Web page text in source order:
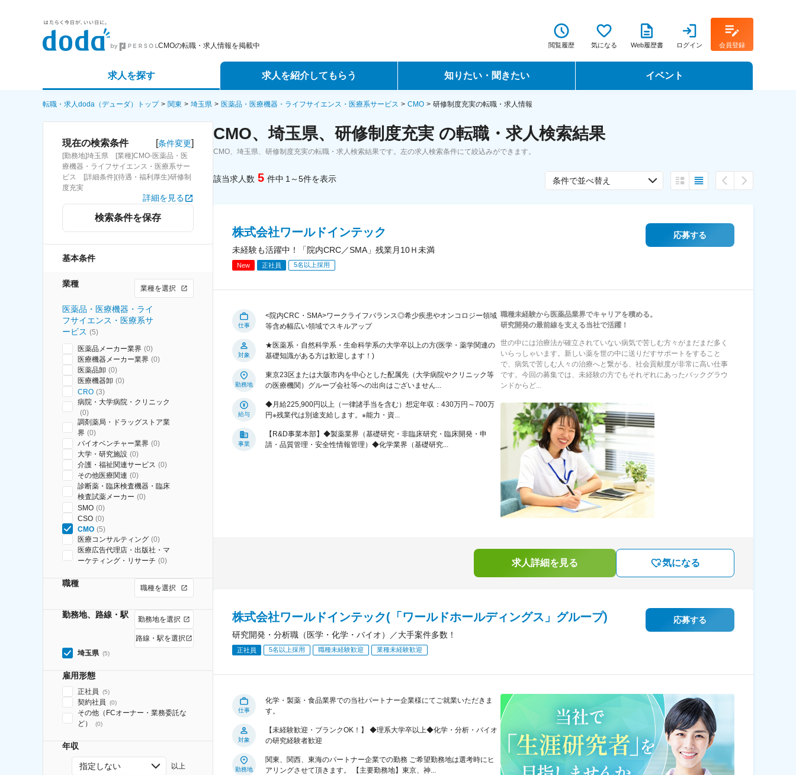
CMOの転職・求人情報を掲載中 閲覧履歴 気になる Web履歴書 ログイン 会員登録
求人を探す
詳細条件から探す
求人特集から探す
求人を紹介してもらう
エージェントサービス
スカウトサービス
知りたい・聞きたい
転職ノウハウ
データで見る転職
イベント
転職フェア
転職・求人doda（デューダ）トップ 関東 埼玉県 医薬品・医療機器・ライフサイエンス・医療系サービス CMO 研修制度充実の転職・求人情報
現在の検索条件 [条件変更]
[勤務地]埼玉県 [業種]CMO-医薬品・医
療機器・ライフサイエンス・医療系サー
ビス [詳細条件](待遇・福利厚生)研修制
度充実
詳細を見る
検索条件を保存
基本条件
業種 業種を選択
医薬品・医療機器・ライ
フサイエンス・医療系サ
ービス (5)
医薬品メーカー業界 (0)
医療機器メーカー業界 (0)
医薬品卸 (0)
医療機器卸 (0)
CRO (3)
病院・大学病院・クリニック
(0)
調剤薬局・ドラッグストア業
界 (0)
バイオベンチャー業界 (0)
大学・研究施設 (0)
介護・福祉関連サービス (0)
その他医療関連 (0)
診断薬・臨床検査機器・臨床
検査試薬メーカー (0)
SMO (0)
CSO (0)
CMO (5)
医療コンサルティング (0)
医療広告代理店・出版社・マ
ーケティング・リサーチ (0)
職種 職種を選択
勤務地、路線・駅 勤務地を選択
路線・駅を選択
埼玉県 (5)
雇用形態
正社員 (5)
契約社員 (0)
その他（FCオーナー・業務委託な
ど）
(0)
年収
指定しない 以上
CMO、埼玉県、研修制度充実 の転職・求人検索結果
CMO、埼玉県、研修制度充実の転職・求人検索結果です。左の求人検索条件にて絞込みができます。
該当求人数 5 件中 1～5件を表示 条件で並べ替え
株式会社ワールドインテック
未経験も活躍中！「院内CRC／SMA」残業月10Ｈ未満
New 正社員 5名以上採用
応募する
仕事
<院内CRC・SMA>ワークライフバランス◎希少疾患やオンコロジー領域
等含め幅広い領域でスキルアップ
対象
★医薬系・自然科学系・生命科学系の大学卒以上の方(医学・薬学関連の
基礎知識がある方は歓迎します！)
勤務地
東京23区または大阪市内を中心とした配属先（大学病院やクリニック等
の医療機関）グループ会社等への出向はございません...
給与
◆月給225,900円以上（一律諸手当を含む）想定年収：430万円～700万
円※残業代は別途支給します。※能力・資...
事業
【R&D事業本部】◆製薬業界（基礎研究・非臨床研究・臨床開発・申
請・品質管理・安全性情報管理）◆化学業界（基礎研究...
職種未経験から医薬品業界でキャリアを積める。
研究開発の最前線を支える当社で活躍！
世の中には治療法が確立されていない病気で苦しむ方々がまだまだ多く
いらっしゃいます。新しい薬を世の中に送りだすサポートをすること
で、病気で苦しむ人々の治療へと繋がる、社会貢献度が非常に高い仕事
です。今回の募集では、未経験の方でもそれぞれにあったバックグラウ
ンドからど...
求人詳細を見る 気になる
株式会社ワールドインテック(「ワールドホールディングス」グループ)
研究開発・分析職（医学・化学・バイオ）／大手案件多数！
正社員 5名以上採用 職種未経験歓迎 業種未経験歓迎
応募する
仕事
化学・製薬・食品業界での当社パートナー企業様にてご就業いただきま
す。
対象
【未経験歓迎・ブランクOK！】 ◆理系大学卒以上◆化学・分析・バイオ
の研究経験者歓迎
勤務地
関東、関西、東海のパートナー企業での勤務 ご希望勤務地は選考時にヒ
アリングさせて頂きます。 【主要勤務地】東京、神...